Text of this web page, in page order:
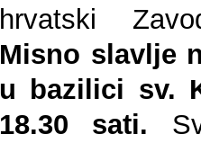
hrvatski
Misno slavlje
u bazilici sv.
18.30 sati.